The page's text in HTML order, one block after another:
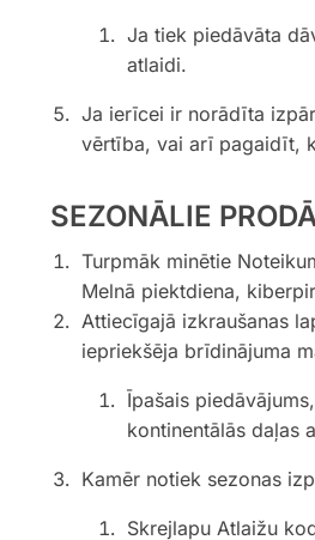
Ja tiek piedāvāta
atlaidi.
Ja ierīcei ir norādīta
vērtība, vai arī pagaidīt,
SEZONĀLIE
Turpmāk minētie
Melnā piektdiena,
Attiecīgajā izkraušanas
iepriekšēja brīdinājuma
Īpašais
kontinentālās daļas
Kamēr notiek sezonas
Skrejlapu Atlaižu